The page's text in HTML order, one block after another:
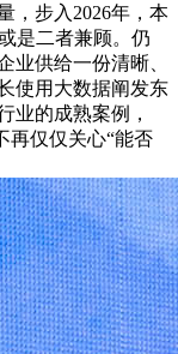
，步入2026年，本
是二者兼顾。仍
业供给一份清晰、
使用大数据阐发东
业的成熟案例，
再仅仅关心“能否